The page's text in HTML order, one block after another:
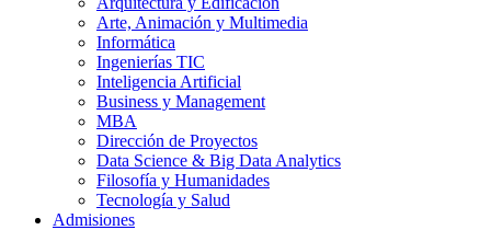
Arte, Animación y Multimedia
Informática
Ingenierías TIC
Inteligencia Artificial
Business y Management
MBA
Dirección de Proyectos
Data Science & Big Data Analytics
Filosofía y Humanidades
Tecnología y Salud
Admisiones